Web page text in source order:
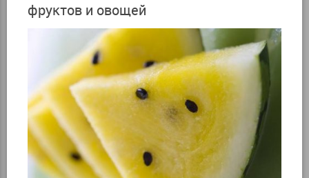
фруктов и овощей